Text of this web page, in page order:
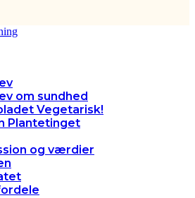
om sundhed
Vegetarisk!
Plantetinget
og værdier